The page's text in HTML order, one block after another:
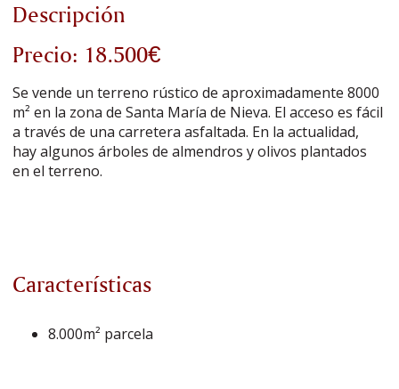
Descripción
Precio: 18.500€
Se vende un terreno rústico de aproximadamente 8000
m² en la zona de Santa María de Nieva. El acceso es fácil
a través de una carretera asfaltada. En la actualidad,
hay algunos árboles de almendros y olivos plantados
en el terreno.
Características
8.000m² parcela